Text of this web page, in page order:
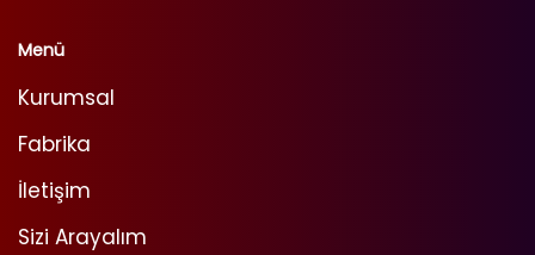
Menü
Kurumsal
Fabrika
İletişim
Sizi Arayalım